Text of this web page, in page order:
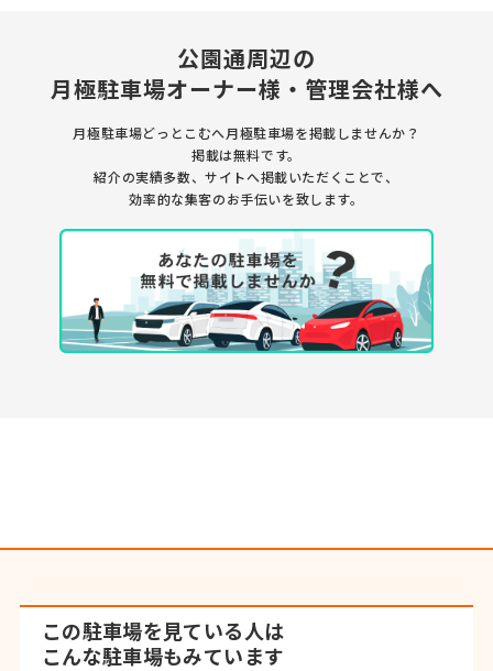
公園通周辺の
月極駐車場オーナー様・管理会社様へ
月極駐車場どっとこむへ月極駐車場を掲載しませんか？
掲載は無料です。
紹介の実績多数、サイトへ掲載いただくことで、
効率的な集客のお手伝いを致します。
この駐車場を見ている人は
こんな駐車場もみています